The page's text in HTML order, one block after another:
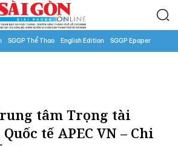
SGGP Thể Thao English Edition SGGP Epaper
tâm Trọng tài
tế APEC VN – Chi